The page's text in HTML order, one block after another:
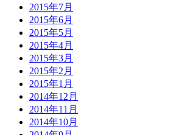
2015年7月
2015年6月
2015年5月
2015年4月
2015年3月
2015年2月
2015年1月
2014年12月
2014年11月
2014年10月